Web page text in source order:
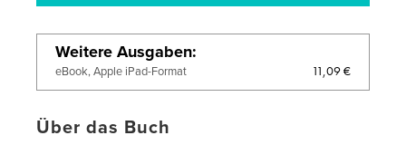
Weitere Ausgaben
eBook, Apple iPad-Format 11,09 €
Über das Buch